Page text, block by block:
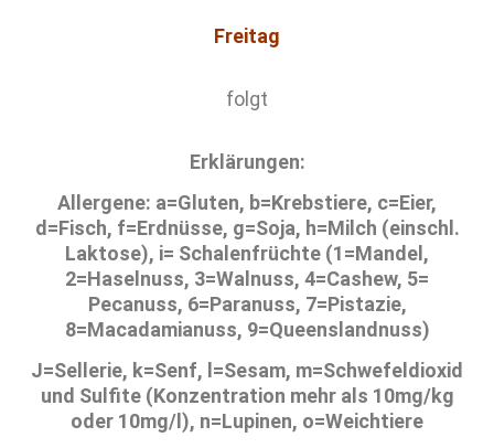
Freitag
folgt
Erklärungen:
Allergene: a=Gluten, b=Krebstiere, c=Eier,
d=Fisch, f=Erdnüsse, g=Soja, h=Milch (einschl.
Laktose), i= Schalenfrüchte (1=Mandel,
2=Haselnuss, 3=Walnuss, 4=Cashew, 5=
Pecanuss, 6=Paranuss, 7=Pistazie,
8=Macadamianuss, 9=Queenslandnuss)
J=Sellerie, k=Senf, l=Sesam, m=Schwefeldioxid
und Sulfite (Konzentration mehr als 10mg/kg
oder 10mg/l), n=Lupinen, o=Weichtiere